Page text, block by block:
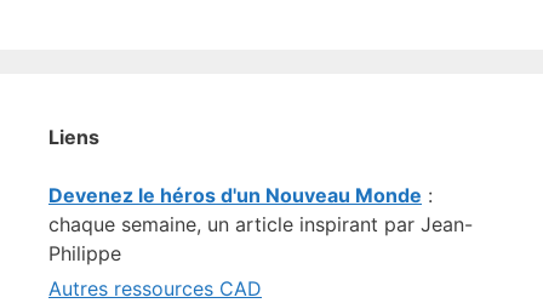
Liens
Devenez le héros d'un Nouveau Monde :
chaque semaine, un article inspirant par Jean-
Philippe
Autres ressources CAD